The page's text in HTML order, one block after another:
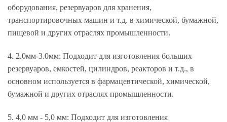
оборудования, резервуаров для хранения,
транспортировочных машин и т.д. в химической, бумажной,
пищевой и других отраслях промышленности.
4. 2.0мм-3.0мм: Подходит для изготовления больших
резервуаров, емкостей, цилиндров, реакторов и т.д., в
основном используется в фармацевтической, химической,
бумажной и других отраслях промышленности.
5. 4,0 мм - 5,0 мм: Подходит для изготовления